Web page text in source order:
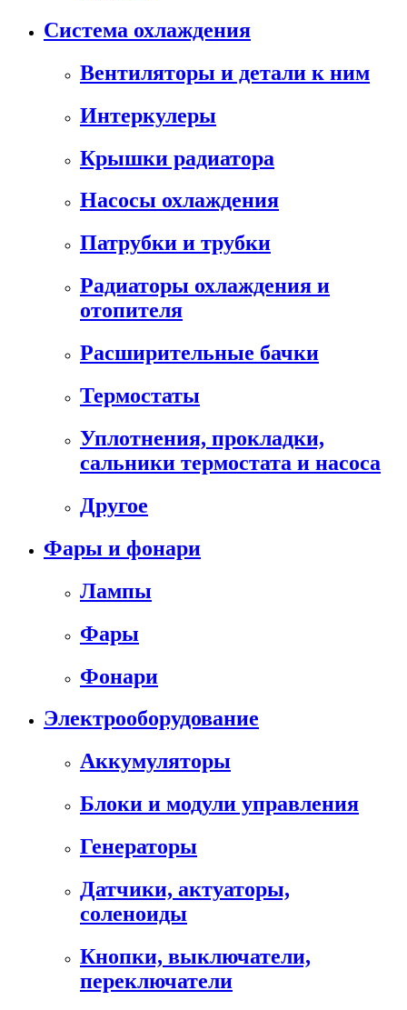
Система охлаждения
Вентиляторы и детали к ним
Интеркулеры
Крышки радиатора
Насосы охлаждения
Патрубки и трубки
Радиаторы охлаждения и
отопителя
Расширительные бачки
Термостаты
Уплотнения, прокладки,
сальники термостата и насоса
Другое
Фары и фонари
Лампы
Фары
Фонари
Электрооборудование
Аккумуляторы
Блоки и модули управления
Генераторы
Датчики, актуаторы,
соленоиды
Кнопки, выключатели,
переключатели